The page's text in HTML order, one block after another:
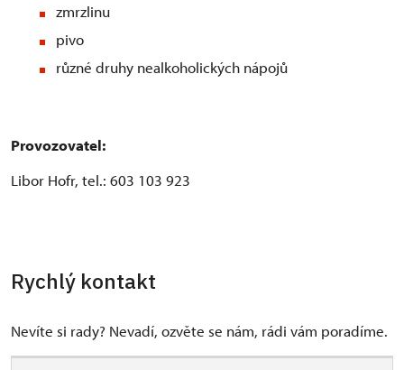
zmrzlinu
pivo
různé druhy nealkoholických nápojů
Provozovatel:
Libor Hofr, tel.: 603 103 923
Rychlý kontakt
Nevíte si rady? Nevadí, ozvěte se nám, rádi vám poradíme.